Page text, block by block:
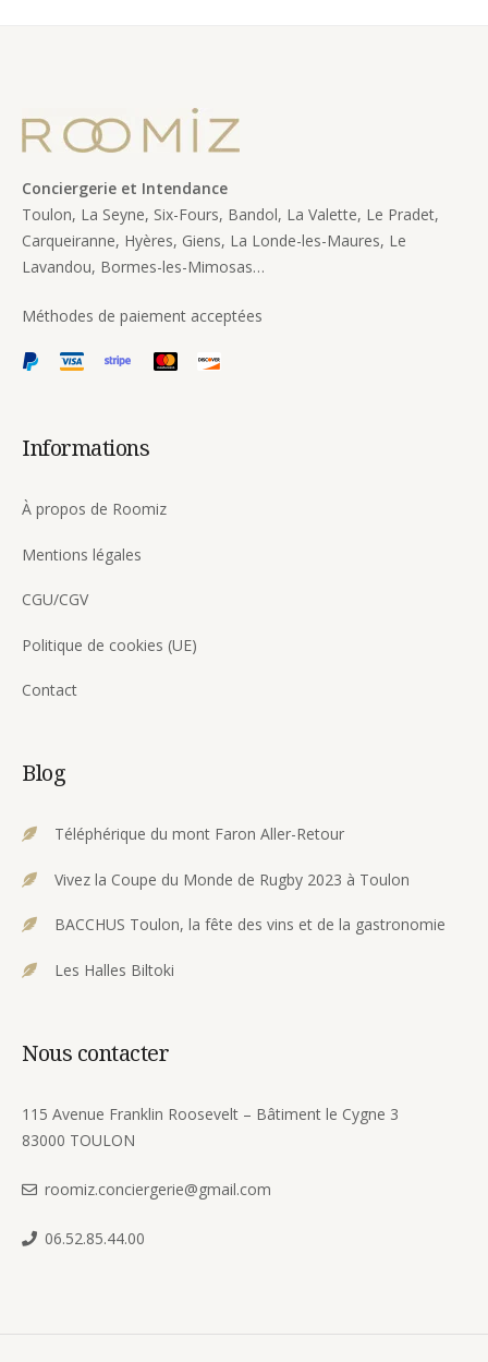
Conciergerie et Intendance
Toulon, La Seyne, Six-Fours, Bandol, La Valette, Le Pradet,
Carqueiranne, Hyères, Giens, La Londe-les-Maures, Le
Lavandou, Bormes-les-Mimosas…
Méthodes de paiement acceptées
Informations
À propos de Roomiz
Mentions légales
CGU/CGV
Politique de cookies (UE)
Contact
Blog
Téléphérique du mont Faron Aller-Retour
Vivez la Coupe du Monde de Rugby 2023 à Toulon
BACCHUS Toulon, la fête des vins et de la gastronomie
Les Halles Biltoki
Nous contacter
115 Avenue Franklin Roosevelt – Bâtiment le Cygne 3
83000 TOULON
roomiz.conciergerie@gmail.com
06.52.85.44.00